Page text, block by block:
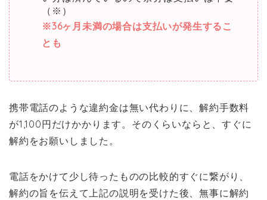
（※）
※36ヶ月未満の場合は支払いが発生するこ
とも
携帯電話のような違約金は無い代わりに、解約手数料
が1,100円だけかかります。そのくらいならと、すぐに
解約をお願いしました。
電話をかけて少し待ったものの比較的すぐに繋がり、
解約の旨を伝えて上記の説明を受けた後、無事に解約